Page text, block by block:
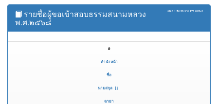
แสดง 1 ถึง 50 จาก 173 ผลลัพธ์
รายชื่อผู้ขอเข้าสอบธรรมสนามหลวง
พ.ศ.๒๕๖๘
#
คำนำหน้า
ชื่อ
นามสกุล
ฉายา